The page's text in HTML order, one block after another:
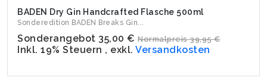
BADEN Dry Gin Handcrafted Flasche 500ml
Sonderedition BADEN Breaks Gin...
Sonderangebot 35,00 € Normalpreis 39,95 €
Inkl. 19% Steuern , exkl. Versandkosten